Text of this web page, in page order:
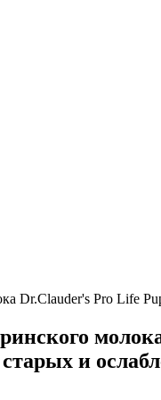
Dr.Clauder's Pro Life
и